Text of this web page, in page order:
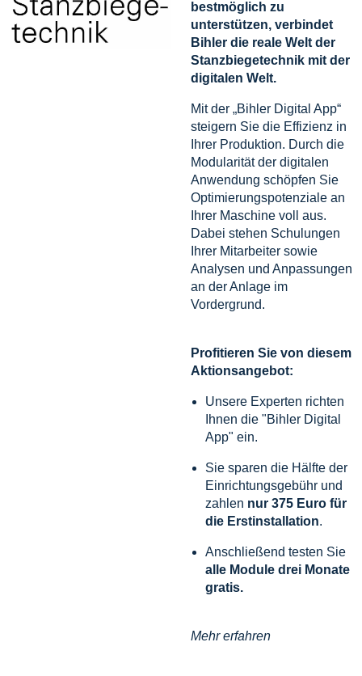
bestmöglich zu
unterstützen, verbindet
Bihler die reale Welt der
Stanzbiegetechnik mit der
digitalen Welt.
Mit der „Bihler Digital App“
steigern Sie die Effizienz in
Ihrer Produktion. Durch die
Modularität der digitalen
Anwendung schöpfen Sie
Optimierungspotenziale an
Ihrer Maschine voll aus.
Dabei stehen Schulungen
Ihrer Mitarbeiter sowie
Analysen und Anpassungen
an der Anlage im
Vordergrund.
Profitieren Sie von diesem
Aktionsangebot:
Unsere Experten richten
Ihnen die "Bihler Digital
App" ein.
Sie sparen die Hälfte der
Einrichtungsgebühr und
zahlen nur 375 Euro für
die Erstinstallation.
Anschließend testen Sie
alle Module drei Monate
gratis.
Mehr erfahren